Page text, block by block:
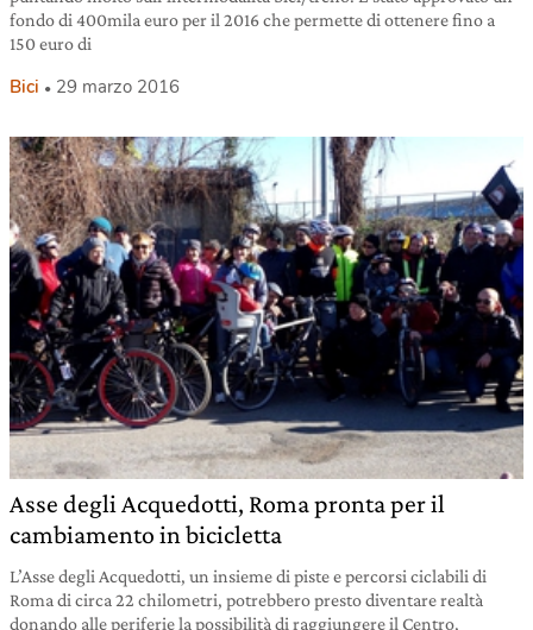
fondo di 400mila euro per il 2016 che permette di ottenere fino a
150 euro di
Bici 29 marzo 2016
Asse degli Acquedotti, Roma pronta per il
cambiamento in bicicletta
L’Asse degli Acquedotti, un insieme di piste e percorsi ciclabili di
Roma di circa 22 chilometri, potrebbero presto diventare realtà
donando alle periferie la possibilità di raggiungere il Centro,